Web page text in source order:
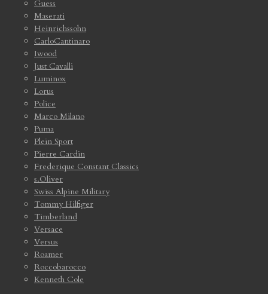
Guess
Maserati
Heinrichssohn
CarloCantinaro
Iwood
Just Cavalli
Luminox
Lorus
Police
Marco Milano
Puma
Plein Sport
Pierre Cardin
Frederique Constant Classics
s.Oliver
Swiss Alpine Military
Tommy Hilfiger
Timberland
Versace
Versus
Roamer
Roccobarocco
Kenneth Cole